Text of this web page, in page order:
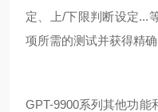
定、上/下限判断设定...
项所需的测试并获得精确
GPT-9900系列其他功能